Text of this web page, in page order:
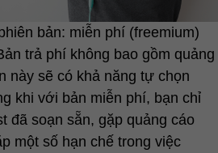
bản: miễn phí (freemium)
trả phí không bao gồm quảng
này sẽ có khả năng tự chọn
khi với bản miễn phí, bạn chỉ
đã soạn sẵn, gặp quảng cáo
một số hạn chế trong việc